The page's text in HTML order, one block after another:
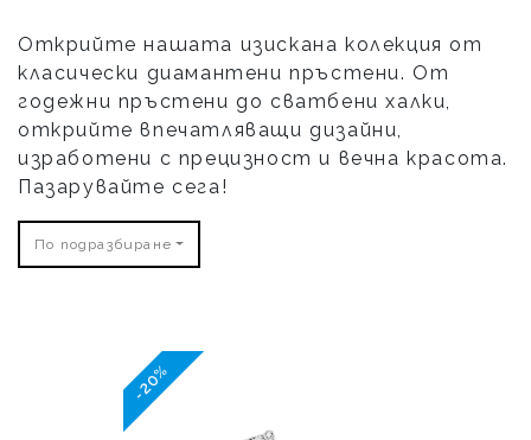
Открийте нашата изискана колекция от
класически диамантени пръстени. От
годежни пръстени до сватбени халки,
открийте впечатляващи дизайни,
изработени с прецизност и вечна красота.
Пазарувайте сега!
По подразбиране
-20%